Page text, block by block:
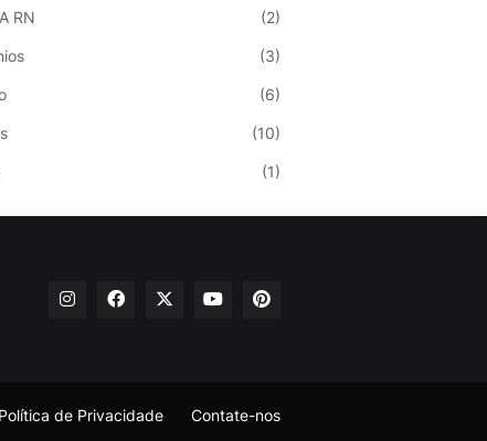
RN (2)
(3)
(6)
(10)
(1)
Política de Privacidade Contate-nos